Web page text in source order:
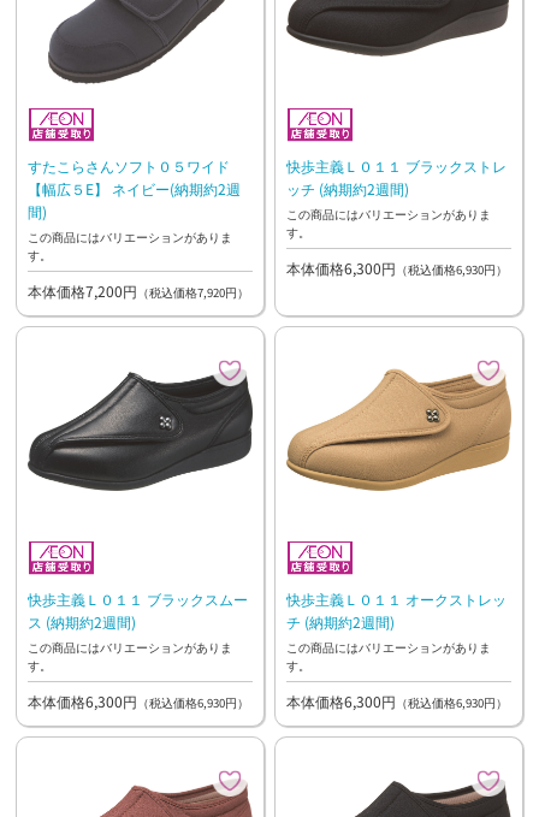
すたこらさんソフト０５ワイド
【幅広５E】 ネイビー(納期約2週
間)
この商品にはバリエーションがありま
す。
本体価格7,200円 （税込価格7,920円）
快歩主義Ｌ０１１ ブラックストレ
ッチ (納期約2週間)
この商品にはバリエーションがありま
す。
本体価格6,300円 （税込価格6,930円）
快歩主義Ｌ０１１ ブラックスムー
ス (納期約2週間)
この商品にはバリエーションがありま
す。
本体価格6,300円 （税込価格6,930円）
快歩主義Ｌ０１１ オークストレッ
チ (納期約2週間)
この商品にはバリエーションがありま
す。
本体価格6,300円 （税込価格6,930円）